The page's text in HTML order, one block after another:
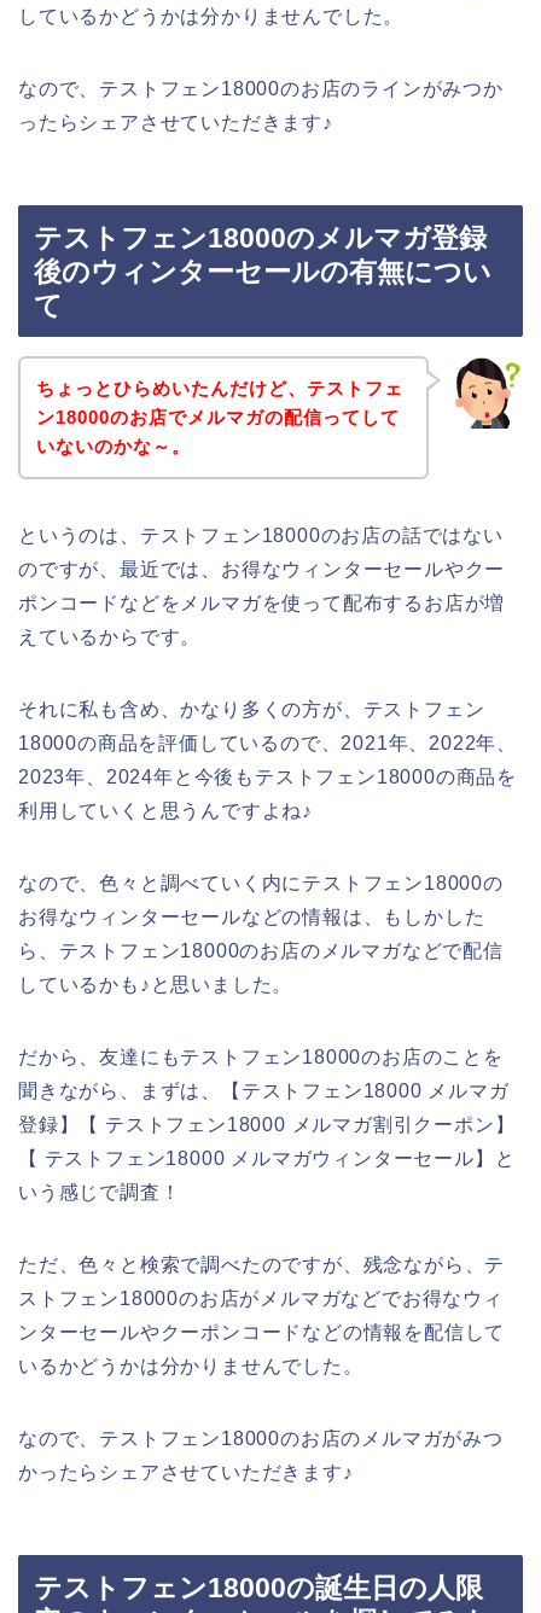
しているかどうかは分かりませんでした。
なので、テストフェン18000のお店のラインがみつか
ったらシェアさせていただきます♪
テストフェン18000のメルマガ登録
後のウィンターセールの有無につい
て
ちょっとひらめいたんだけど、テストフェ
ン18000のお店でメルマガの配信ってして
いないのかな～。
というのは、テストフェン18000のお店の話ではない
のですが、最近では、お得なウィンターセールやクー
ポンコードなどをメルマガを使って配布するお店が増
えているからです。
それに私も含め、かなり多くの方が、テストフェン
18000の商品を評価しているので、2021年、2022年、
2023年、2024年と今後もテストフェン18000の商品を
利用していくと思うんですよね♪
なので、色々と調べていく内にテストフェン18000の
お得なウィンターセールなどの情報は、もしかした
ら、テストフェン18000のお店のメルマガなどで配信
しているかも♪と思いました。
だから、友達にもテストフェン18000のお店のことを
聞きながら、まずは、【テストフェン18000 メルマガ
登録】【 テストフェン18000 メルマガ割引クーポン】
【 テストフェン18000 メルマガウィンターセール】と
いう感じで調査！
ただ、色々と検索で調べたのですが、残念ながら、テ
ストフェン18000のお店がメルマガなどでお得なウィ
ンターセールやクーポンコードなどの情報を配信して
いるかどうかは分かりませんでした。
なので、テストフェン18000のお店のメルマガがみつ
かったらシェアさせていただきます♪
テストフェン18000の誕生日の人限